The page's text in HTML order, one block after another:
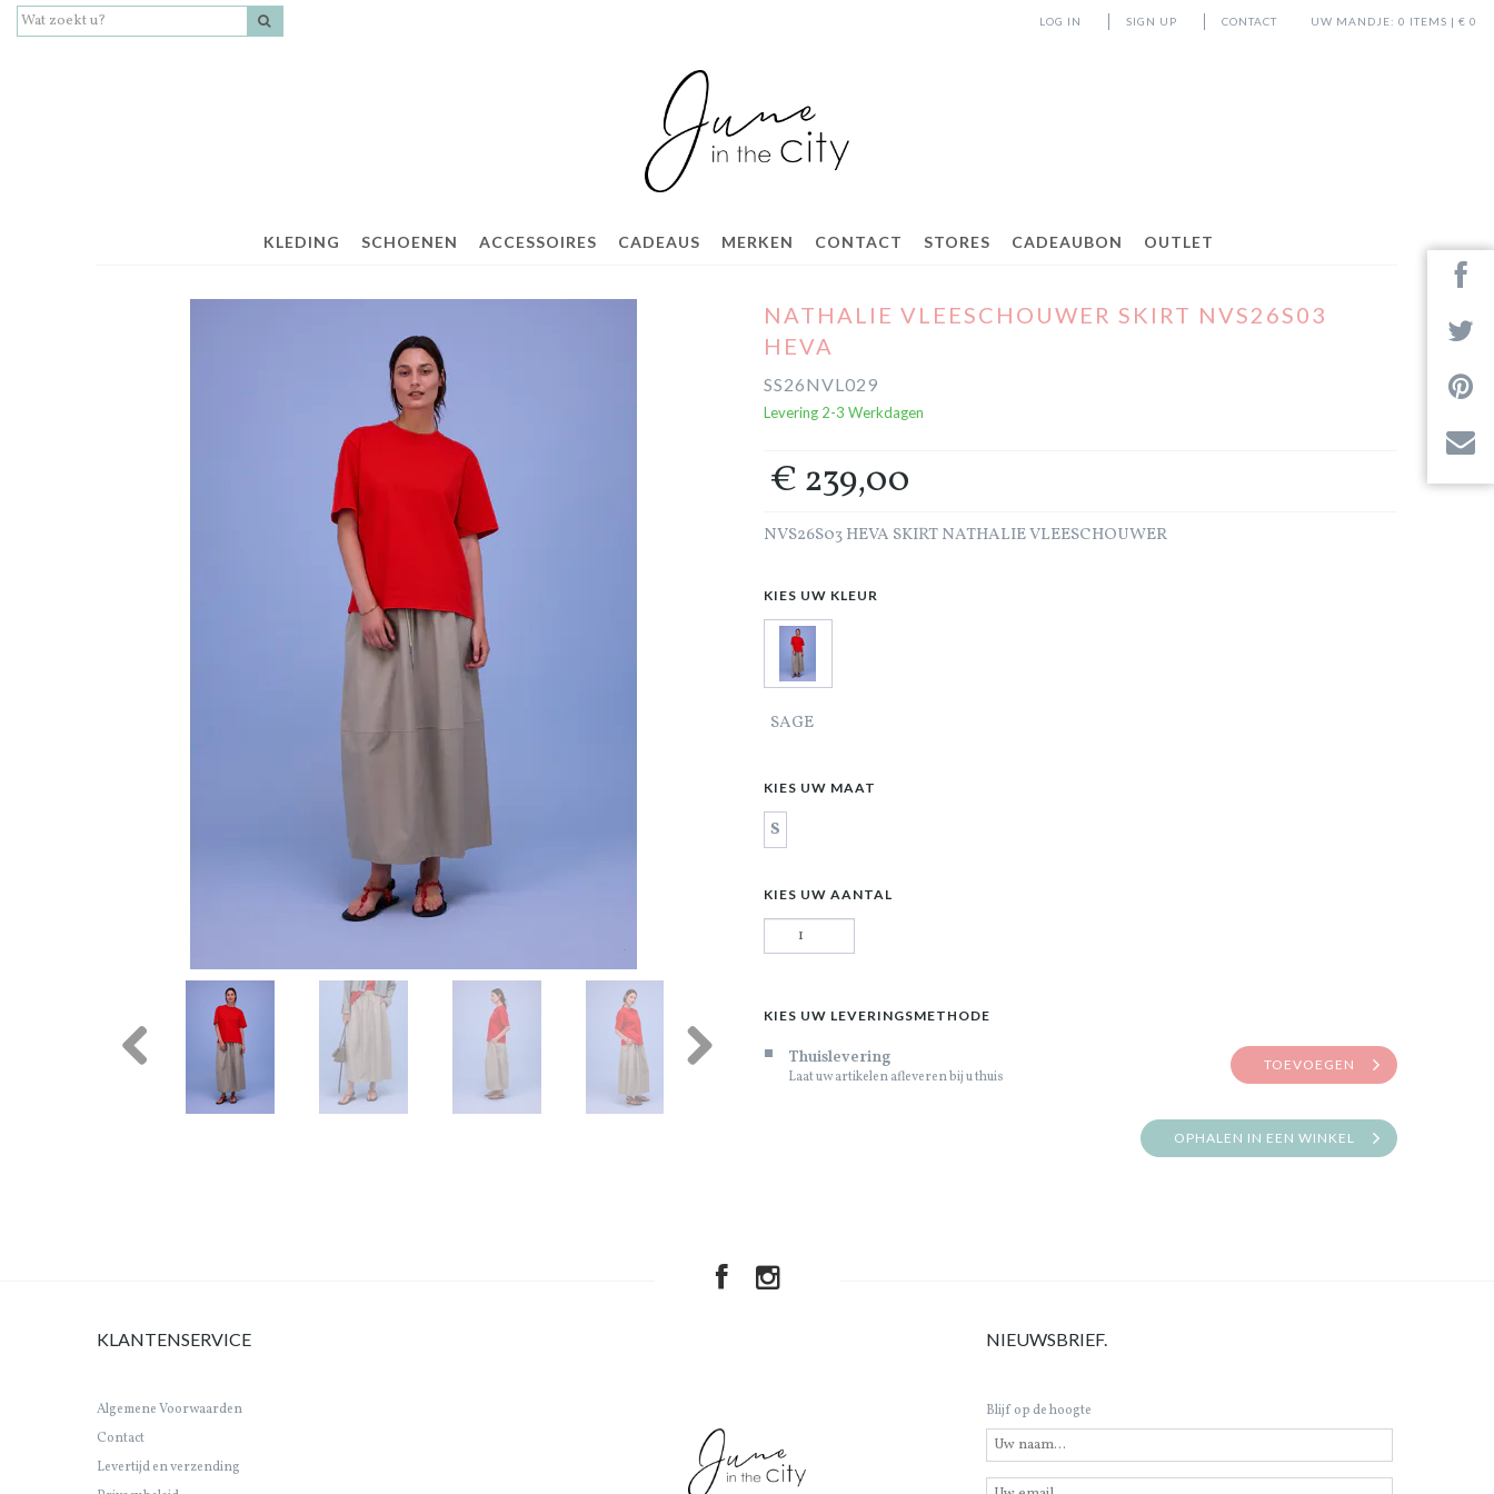
UW MANDJE: 0 ITEMS | € 0
LOG IN SIGN UP CONTACT
KLEDING SCHOENEN ACCESSOIRES CADEAUS MERKEN CONTACT STORES CADEAUBON OUTLET
NATHALIE VLEESCHOUWER SKIRT NVS26S03
HEVA
SS26NVL029
Levering 2-3 Werkdagen
€ 239,00
NVS26S03 HEVA SKIRT NATHALIE VLEESCHOUWER
KIES UW KLEUR
SAGE
KIES UW MAAT
S
KIES UW AANTAL
KIES UW LEVERINGSMETHODE
Thuislevering
Laat uw artikelen afleveren bij u thuis
TOEVOEGEN
OPHALEN IN EEN WINKEL
KLANTENSERVICE
Algemene Voorwaarden
Contact
Levertijd en verzending
NIEUWSBRIEF.
Blijf op de hoogte